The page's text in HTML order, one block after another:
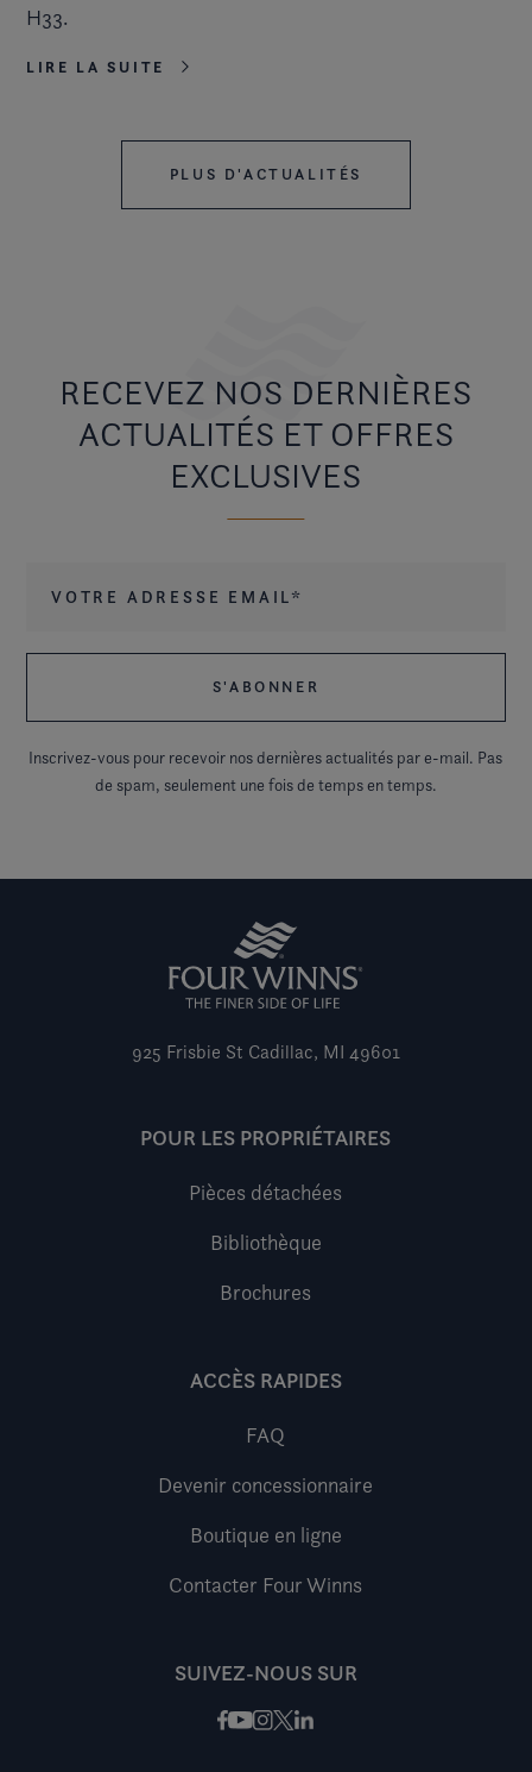
H33.
LIRE LA SUITE
PLUS D'ACTUALITÉS
RECEVEZ NOS DERNIÈRES
ACTUALITÉS ET OFFRES
EXCLUSIVES
Inscrivez-vous pour recevoir nos dernières actualités par e-mail. Pas
de spam, seulement une fois de temps en temps.
925 Frisbie St Cadillac, MI 49601
POUR LES PROPRIÉTAIRES
Pièces détachées
Bibliothèque
Brochures
ACCÈS RAPIDES
FAQ
Devenir concessionnaire
Boutique en ligne
Contacter Four Winns
SUIVEZ-NOUS SUR
Facebook
Youtube
Instagram
X / Twitter
LinkedIn